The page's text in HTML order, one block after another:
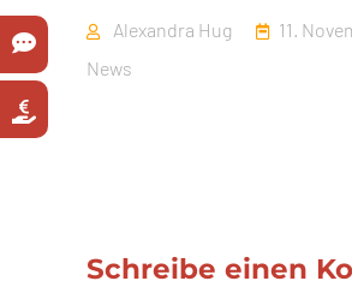
Autor
Alexandra Hug 11.
Kategorien
News
Schreibe einen